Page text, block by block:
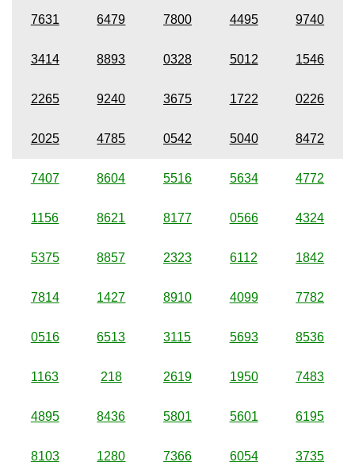
7631 6479 7800 4495 9740
3414 8893 0328 5012 1546
2265 9240 3675 1722 0226
2025 4785 0542 5040 8472
7407 8604 5516 5634 4772
1156 8621 8177 0566 4324
5375 8857 2323 6112 1842
7814 1427 8910 4099 7782
0516 6513 3115 5693 8536
1163 218 2619 1950 7483
4895 8436 5801 5601 6195
8103 1280 7366 6054 3735